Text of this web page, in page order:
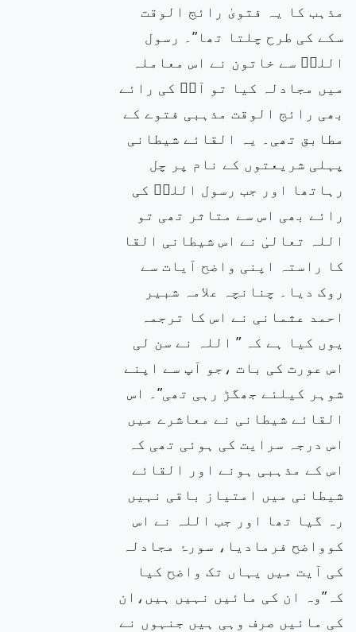
مذہب کا یہ فتویٰ رائج الوقت
سکے کی طرح چلتا تھا”۔ رسول
اللہۖ سے خاتون نے اس معاملہ
میں مجادلہ کیا تو آپۖ کی رائے
بھی رائج الوقت مذہبی فتوے کے
مطابق تھی۔ یہ القائے شیطانی
پہلی شریعتوں کے نام پر چل
رہاتھا اور جب رسول اللہۖ کی
رائے بھی اس سے متاثر تھی تو
اللہ تعالیٰ نے اس شیطانی القا
کا راستہ اپنی واضح آیات سے
روک دیا۔ چنانچہ علامہ شبیر
احمد عثمانی نے اس کا ترجمہ
یوں کیا ہے کہ ” اللہ نے سن لی
اس عورت کی بات ،جو آپ سے اپنے
شوہر کیلئے جھگڑ رہی تھی”۔ اس
القائے شیطانی نے معاشرے میں
اس درجہ سرایت کی ہوئی تھی کہ
اس کے مذہبی ہونے اور القائے
شیطانی میں امتیاز باقی نہیں
رہ گیا تھا اور جب اللہ نے اس
کوواضح فرمادیا، سورۂ مجادلہ
کی آیت میں یہاں تک واضح کیا
کہ”وہ ان کی مائیں نہیں ہیں،ان
کی مائیں صرف وہی ہیں جنہوں نے